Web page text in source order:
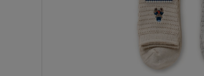
- ショート丈ストッキング
- パンティ部レスストッキング
- ノ
- ワイ
- ブラ
ショ